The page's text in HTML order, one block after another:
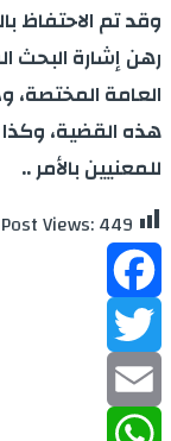
وقد تم الاحتفاظ
رهن إشارة البحث
العامة
هذه القضية، وكذا
للمعنيين بالأمر ..
Post Views:449
Facebook
Twitter
Email